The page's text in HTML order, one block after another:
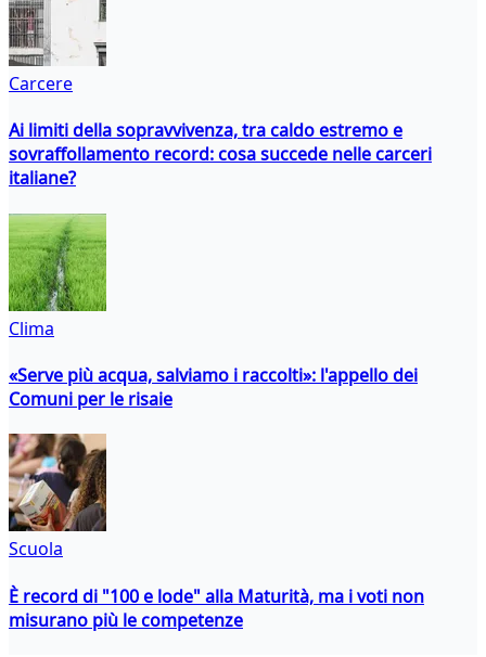
Carcere
Ai limiti della sopravvivenza, tra caldo estremo e
sovraffollamento record: cosa succede nelle carceri
italiane?
Clima
«Serve più acqua, salviamo i raccolti»: l'appello dei
Comuni per le risaie
Scuola
È record di "100 e lode" alla Maturità, ma i voti non
misurano più le competenze